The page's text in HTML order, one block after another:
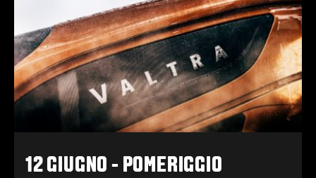
12 GIUGNO - POMERIGGIO